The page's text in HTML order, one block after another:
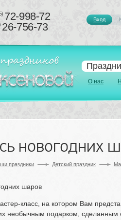
О нас
72-998-72
756-73
Вход
новогодних
праздники Детский праздник
шаров
класс, на котором Вам
необычным подарком,